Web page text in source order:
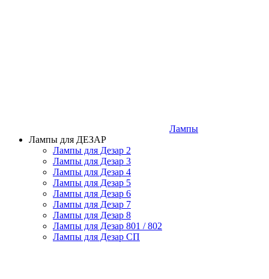
Лампы
Лампы для ДЕЗАР
Лампы для Дезар 2
Лампы для Дезар 3
Лампы для Дезар 4
Лампы для Дезар 5
Лампы для Дезар 6
Лампы для Дезар 7
Лампы для Дезар 8
Лампы для Дезар 801 / 802
Лампы для Дезар СП